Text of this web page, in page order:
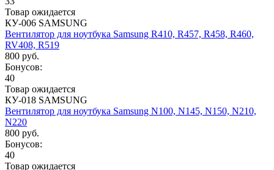
Товар ожидается
КУ-006 SAMSUNG
Вентилятор для ноутбука Samsung R410, R457, R458, R460,
RV408, R519
800 руб.
Бонусов:
40
Товар ожидается
КУ-018 SAMSUNG
Вентилятор для ноутбука Samsung N100, N145, N150, N210,
N220
800 руб.
Бонусов:
40
Товар ожидается